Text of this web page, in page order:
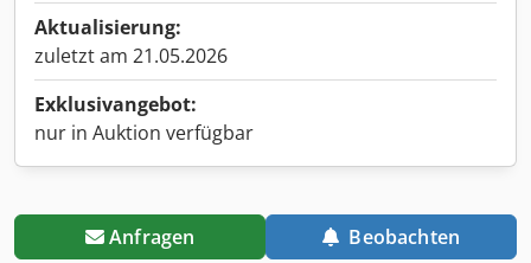
Aktualisierung:
zuletzt am 21.05.2026
Exklusivangebot:
nur in Auktion verfügbar
Anfragen Beobachten